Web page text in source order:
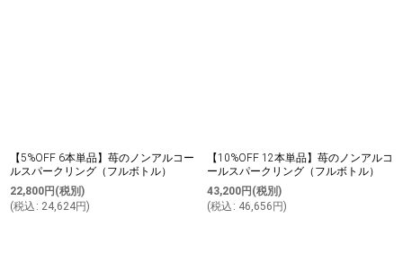
【5%OFF 6本単品】苺のノンアルコー
ルスパークリング（フルボトル）
22,800円 (税別)
(税込 : 24,624円)
【10%OFF 12本単品】苺のノンアルコ
ールスパークリング（フルボトル）
43,200円 (税別)
(税込 : 46,656 円)